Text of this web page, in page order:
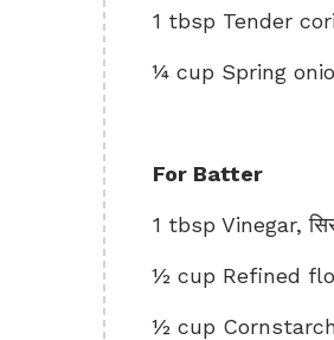
1 tbsp Tender
¼ cup Spring
For Batter
1 tbsp Vinegar,
½ cup Refined
½ cup Cornstarch,